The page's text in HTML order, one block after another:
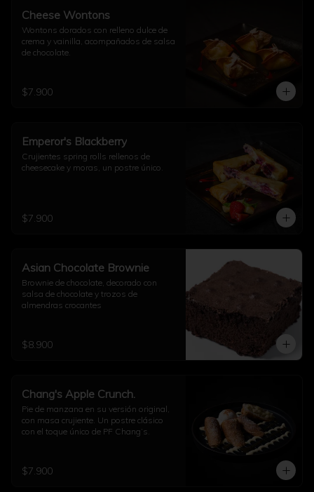
Cheese Wontons
Wontons dorados con relleno dulce de
crema y vainilla, acompañados de salsa
de chocolate.
$7.900
Emperor's Blackberry
Crujientes spring rolls rellenos de
cheesecake y moras, un postre único.
$7.900
Asian Chocolate Brownie
Brownie de chocolate, decorado con
salsa de chocolate y trozos de
almendras crocantes
$8.900
Chang's Apple Crunch.
Pie de manzana en su versión original,
con masa crujiente. Un postre clásico
con el toque único de PF Chang’s.
$7.900